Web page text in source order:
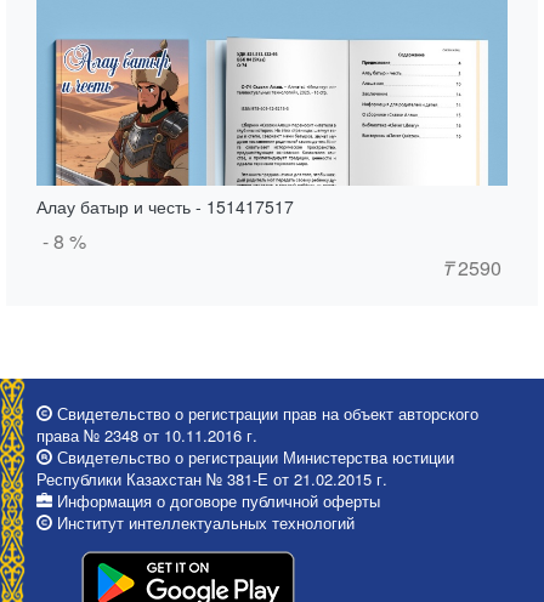
Алау батыр и честь - 151417517
- 8 %
₸2590
Свидетельство о регистрации прав на объект авторского
права № 2348 от 10.11.2016 г.
Свидетельство о регистрации Министерства юстиции
Республики Казахстан № 381-Е от 21.02.2015 г.
Информация о договоре публичной оферты
Институт интеллектуальных технологий